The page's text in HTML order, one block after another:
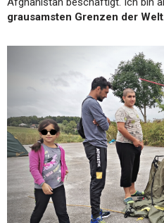
grausamsten Grenzen der Welt.